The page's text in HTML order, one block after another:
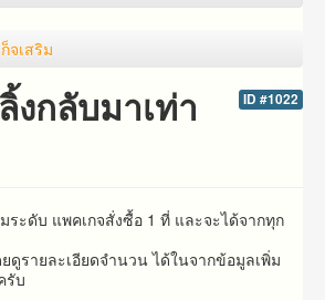
จ​เสริม
ID #1022
งกลับมาเท่า
ระดับ แพคเกจสั่งซื้อ 1 ที่ และจะได้จากทุก
ดูรายละเอียดจำนวน ได้ในจากข้อมูลเพิ่ม
รับ